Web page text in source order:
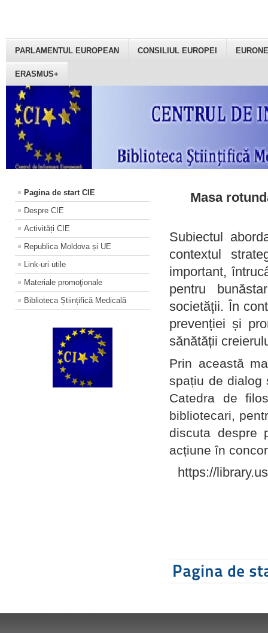
PARLAMENTUL EUROPEAN CONSILIUL EUROPEI
ERASMUS+
Pagina de start CIE
Despre CIE
Activități CIE
Republica Moldova și UE
Link-uri utile
Materiale promoţionale
Biblioteca Științifică Medicală
Masa
Subiectul
contextul
important,
pentru
societății. În
prevenției și
sănătății
Prin această
spațiu de dialog
Catedra de
bibliotecari,
discuta despre
acțiune în
https://
Pagina de